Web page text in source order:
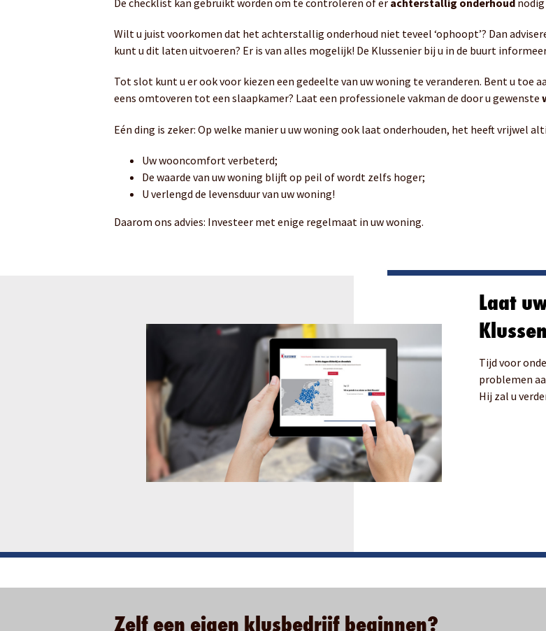
Wilt u juist voorkomen dat het achterstallig onderhoud niet teveel ‘ophoopt’? Dan
kunt u dit laten uitvoeren? Er is van alles mogelijk! De Klussenier bij u in de buurt
Tot slot kunt u er ook voor kiezen een gedeelte van uw woning te veranderen. Bent u toe
eens omtoveren tot een slaapkamer? Laat een professionele vakman de door u gewenste
Eén ding is zeker: Op welke manier u uw woning ook laat onderhouden, het heeft vrijwel
Uw wooncomfort verbeterd;
De waarde van uw woning blijft op peil of wordt zelfs hoger;
U verlengd de levensduur van uw woning!
Daarom ons advies: Investeer met enige regelmaat in uw woning.
Laat
Tijd voor
problemen
Hij zal u
Zelf een eigen klusbedrijf beginnen?